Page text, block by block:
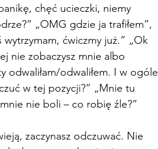
chęć ucieczki, niemy
„OMG gdzie ja trafiłem”,
ćwiczmy już.” „Ok
nie zobaczysz mnie albo
odwaliłem. I w ogóle
w tej pozycji?” „Mnie tu
nie boli – co robię źle?”
zaczynasz odczuwać. Nie